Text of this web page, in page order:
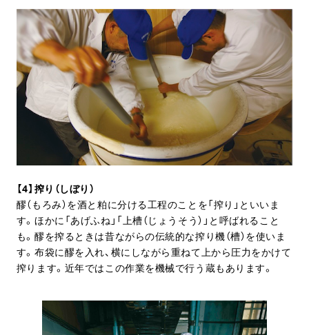
【4】搾り（しぼり）
醪（もろみ）を酒と粕に分ける工程のことを「搾り」といいま
す。ほかに「あげふね」「上槽（じょうそう）」と呼ばれること
も。醪を搾るときは昔ながらの伝統的な搾り機（槽）を使いま
す。布袋に醪を入れ、横にしながら重ねて上から圧力をかけて
搾ります。近年ではこの作業を機械で行う蔵もあります。